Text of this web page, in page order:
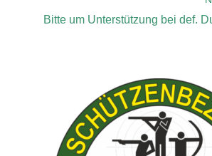
Bitte um Unterstützung bei def.